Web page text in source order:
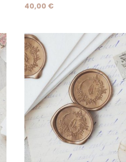
40,00 €